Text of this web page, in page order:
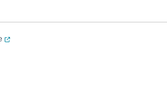
(ouverture dans un nouvel onglet)
un nouvel onglet)